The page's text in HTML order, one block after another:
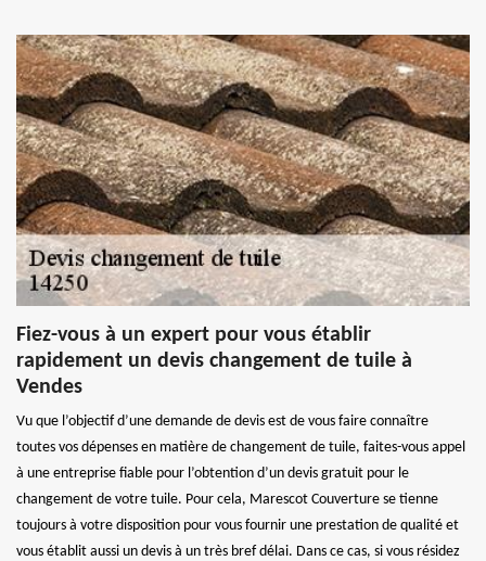
Fiez-vous à un expert pour vous établir
rapidement un devis changement de tuile à
Vendes
Vu que l’objectif d’une demande de devis est de vous faire connaître
toutes vos dépenses en matière de changement de tuile, faites-vous appel
à une entreprise fiable pour l’obtention d’un devis gratuit pour le
changement de votre tuile. Pour cela, Marescot Couverture se tienne
toujours à votre disposition pour vous fournir une prestation de qualité et
vous établit aussi un devis à un très bref délai. Dans ce cas, si vous résidez